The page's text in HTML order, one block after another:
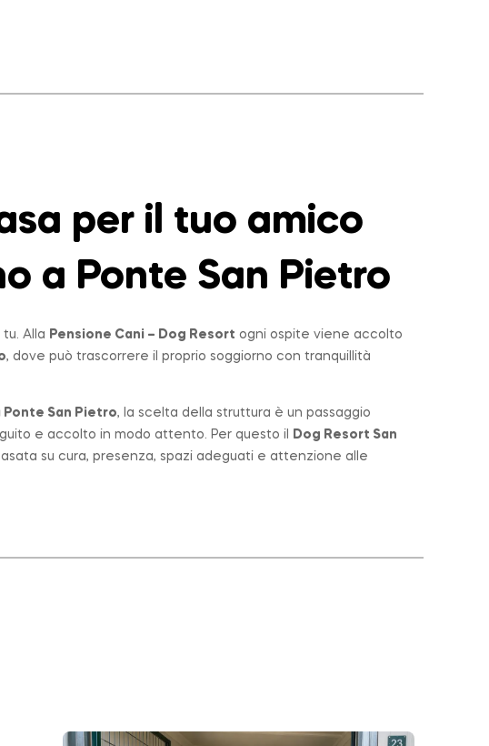
per il tuo amico
a Ponte San Pietro
Alla Pensione Cani – Dog Resort ogni ospite viene accolto
, dove può trascorrere il proprio soggiorno con tranquillità
Ponte San Pietro, la scelta della struttura è un passaggio
e accolto in modo attento. Per questo il
Dog Resort San
su cura, presenza, spazi adeguati e attenzione alle